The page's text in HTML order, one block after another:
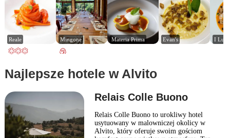
Reale Mingone Materia Prima Evan's I
Najlepsze hotele w Alvito
Relais Colle Buono
Relais Colle Buono to urokliwy hotel
usytuowany w malowniczej okolicy w
Alvito, który oferuje swoim gościom